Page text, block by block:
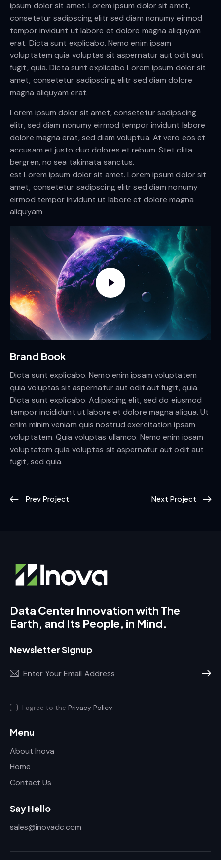
ipsum dolor sit amet. Lorem ipsum dolor sit amet,
consetetur sadipscing elitr sed diam nonumy eirmod
tempor invidunt ut labore et dolore magna aliquyam
erat. Dicta sunt explicabo. Nemo enim ipsam
voluptatem quia voluptas sit aspernatur aut odit aut
fugit, quia. Dicta sunt explicabo Lorem ipsum dolor sit
amet, consetetur sadipscing elitr sed diam dolore
magna aliquyam erat.
Lorem ipsum dolor sit amet, consetetur sadipscing
elitr, sed diam nonumy eirmod tempor invidunt labore
dolore magna erat, sed diam voluptua. At vero eos et
accusam et justo duo dolores et rebum. Stet clita
bergren, no sea takimata sanctus.
est Lorem ipsum dolor sit amet. Lorem ipsum dolor sit
amet, consetetur sadipscing elitr sed diam nonumy
eirmod tempor invidunt ut labore et dolore magna
aliquyam
Brand Book
Dicta sunt explicabo. Nemo enim ipsam voluptatem
quia voluptas sit aspernatur aut odit aut fugit, quia.
Dicta sunt explicabo. Adipiscing elit, sed do eiusmod
tempor incididunt ut labore et dolore magna aliqua. Ut
enim minim veniam quis nostrud exercitation ipsam
voluptatem. Quia voluptas ullamco. Nemo enim ipsam
voluptatem quia voluptas sit aspernatur aut odit aut
fugit, sed quia.
Prev Project Next Project
Data Center Innovation with The
Earth, and Its People, in Mind.
Newsletter Signup
I agree to the Privacy Policy
Menu
About Inova
Home
Contact Us
Say Hello
sales@inovadc.com